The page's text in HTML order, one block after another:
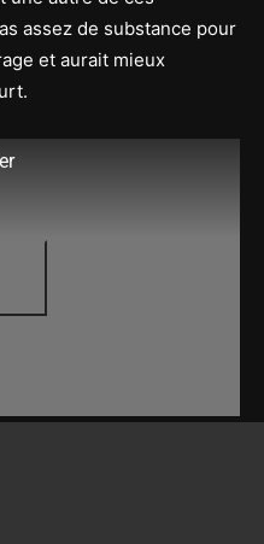
assez de substance pour
et aurait mieux